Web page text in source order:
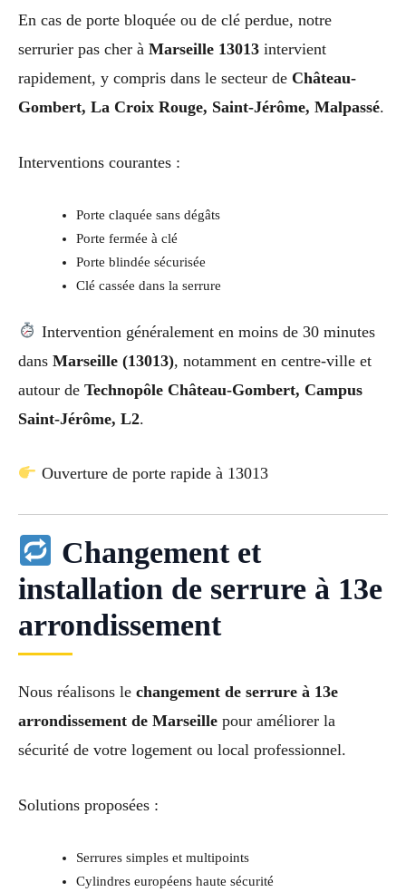
En cas de porte bloquée ou de clé perdue, notre
serrurier pas cher à Marseille 13013 intervient
rapidement, y compris dans le secteur de Château-
Gombert, La Croix Rouge, Saint-Jérôme, Malpassé.
Interventions courantes :
Porte claquée sans dégâts
Porte fermée à clé
Porte blindée sécurisée
Clé cassée dans la serrure
Intervention généralement en moins de 30 minutes
dans Marseille (13013), notamment en centre-ville et
autour de Technopôle Château-Gombert, Campus
Saint-Jérôme, L2.
Ouverture de porte rapide à 13013
Changement et
installation de serrure à 13e
arrondissement
Nous réalisons le changement de serrure à 13e
arrondissement de Marseille pour améliorer la
sécurité de votre logement ou local professionnel.
Solutions proposées :
Serrures simples et multipoints
Cylindres européens haute sécurité